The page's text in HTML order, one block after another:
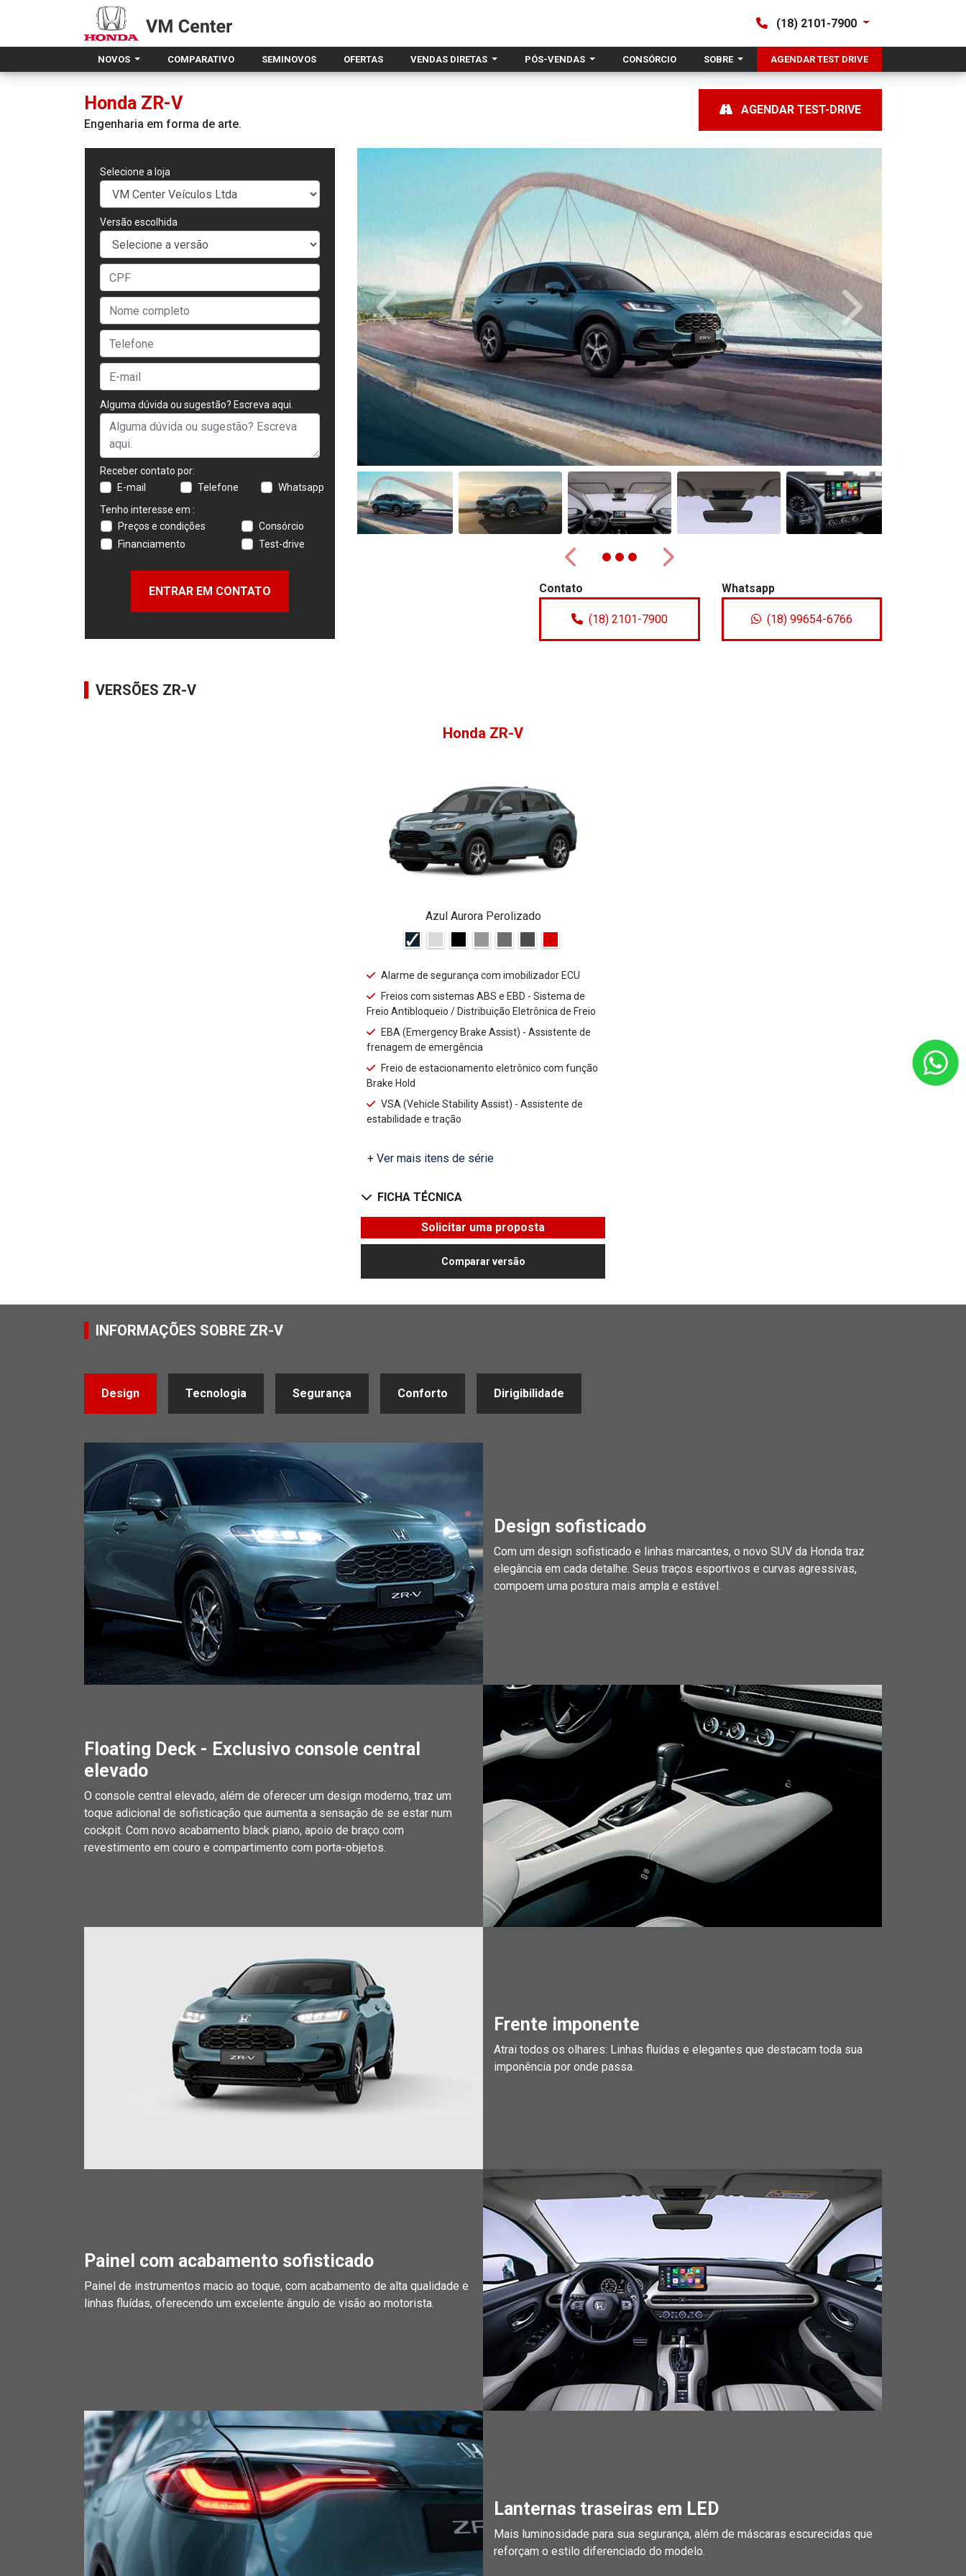
(18) 2101-7900
NOVOS COMPARATIVO SEMINOVOS OFERTAS VENDAS DIRETAS PÓS-VENDAS CONSÓRCIO SOBRE AGENDAR TEST DRIVE
Honda ZR-V
Engenharia em forma de arte.
AGENDAR TEST-DRIVE
Selecione a loja
Versão escolhida
Alguma dúvida ou sugestão? Escreva aqui.
Receber contato por:
E-mail
Telefone
Whatsapp
Tenho interesse em :
Preços e condições
Consórcio
Financiamento
Test-drive
ENTRAR EM CONTATO
Anterior Próximo
Anterior
Próximo
Contato
(18) 2101-7900
Whatsapp
(18) 99654-6766
VERSÕES ZR-V
Honda ZR-V
Azul Aurora Perolizado
Alarme de segurança com imobilizador ECU
Freios com sistemas ABS e EBD - Sistema de
Freio Antibloqueio / Distribuição Eletrônica de Freio
EBA (Emergency Brake Assist) - Assistente de
frenagem de emergência
Freio de estacionamento eletrônico com função
Brake Hold
VSA (Vehicle Stability Assist) - Assistente de
estabilidade e tração
+ Ver mais itens de série
FICHA TÉCNICA
Solicitar uma proposta
Comparar versão
INFORMAÇÕES SOBRE ZR-V
Design Tecnologia Segurança Conforto Dirigibilidade
Design sofisticado
Com um design sofisticado e linhas marcantes, o novo SUV da Honda traz
elegância em cada detalhe. Seus traços esportivos e curvas agressivas,
compoem uma postura mais ampla e estável.
Floating Deck - Exclusivo console central
elevado
O console central elevado, além de oferecer um design moderno, traz um
toque adicional de sofisticação que aumenta a sensação de se estar num
cockpit. Com novo acabamento black piano, apoio de braço com
revestimento em couro e compartimento com porta-objetos.
Frente imponente
Atrai todos os olhares: Linhas fluídas e elegantes que destacam toda sua
imponência por onde passa.
Painel com acabamento sofisticado
Painel de instrumentos macio ao toque, com acabamento de alta qualidade e
linhas fluídas, oferecendo um excelente ângulo de visão ao motorista.
Lanternas traseiras em LED
Mais luminosidade para sua segurança, além de máscaras escurecidas que
reforçam o estilo diferenciado do modelo.